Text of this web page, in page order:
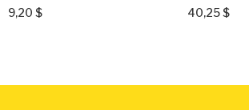
9,20 $ 40,25 $